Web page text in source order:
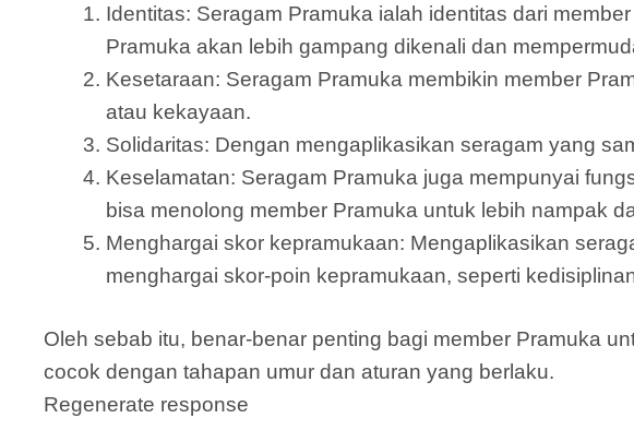
Identitas: Seragam Pramuka ialah identitas dari
Pramuka akan lebih gampang dikenali dan
Kesetaraan: Seragam Pramuka membikin member
atau kekayaan.
Solidaritas: Dengan mengaplikasikan seragam yang
Keselamatan: Seragam Pramuka juga mempunyai
bisa menolong member Pramuka untuk lebih nampak
Menghargai skor kepramukaan: Mengaplikasikan
menghargai skor-poin kepramukaan, seperti
Oleh sebab itu, benar-benar penting bagi member Pramuka
cocok dengan tahapan umur dan aturan yang berlaku.
Regenerate response